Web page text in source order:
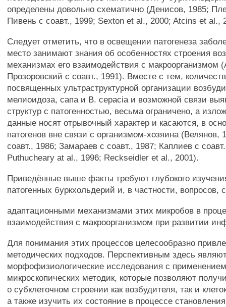
определены довольно схематично (Денисов, 1985;
Пивень с соавт., 1999; Sexton et al., 2000; Atcins et al.,
Следует отметить, что в освещении патогенеза
место занимают знания об особенностях строения
механизмах его взаимодействия с макроорганизмом
Прозоровский с соавт., 1991). Вместе с тем,
посвященных ультраструктурной организации
мелиоидоза, сапа и В. cepacia и возможной связи
структур с патогенностью, весьма ограничено, а
данные носят отрывочный характер и касаются, в
патогенов вне связи с организмом-хозяина (Велянов,
соавт., 1986; Замараев с соавт., 1987; Каплиев с
Puthucheary at al., 1996; Reckseidler et al., 2001).
Приведённые выше факты требуют глубокого
патогенных буркхольдерий и, в частности, вопросов,
адаптационными механизмами этих микробов в
взаимодействия с макроорганизмом при развитии
Для понимания этих процессов целесообразно
методических подходов. Перспективным здесь
морфофизиологические исследования с
микроскопических методик, которые позволяют
о субклеточном строении как возбудителя, так и
а также изучить их состояние в процессе